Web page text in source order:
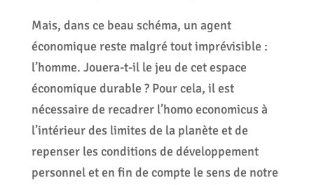
Mais, dans ce beau schéma, un agent
économique reste malgré tout imprévisible :
l’homme. Jouera-t-il le jeu de cet espace
économique durable ? Pour cela, il est
nécessaire de recadrer l’homo economicus à
l’intérieur des limites de la planète et de
repenser les conditions de développement
personnel et en fin de compte le sens de notre